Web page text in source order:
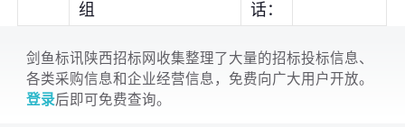
组
话：
剑鱼标讯陕西招标网收集整理了大量的招标投标信息、
各类采购信息和企业经营信息，免费向广大用户开放。
登录后即可免费查询。